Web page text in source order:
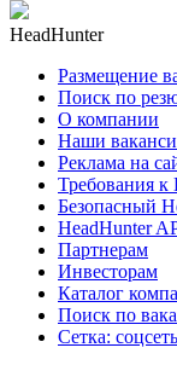
HeadHunter
Размещение
Поиск по
О компании
Наши
Реклама на
Требования
Безопасный
HeadHunter
Партнерам
Инвесторам
Каталог
Поиск по
Сетка: